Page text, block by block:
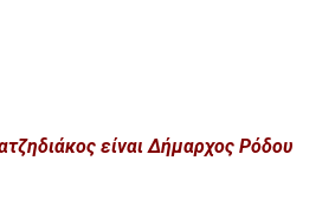
είναι Δήμαρχος Ρόδου